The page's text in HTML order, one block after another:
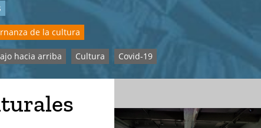
de la cultura
hacia arriba Cultura Covid-19